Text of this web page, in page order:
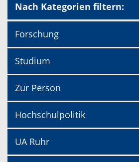
Nach Kategorien filtern:
Forschung
Studium
Zur Person
Hochschulpolitik
UA Ruhr